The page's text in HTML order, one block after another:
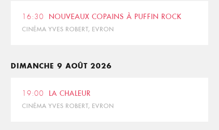
16:30 NOUVEAUX COPAINS À PUFFIN ROCK
CINÉMA YVES ROBERT, EVRON
DIMANCHE 9 AOÛT 2026
19:00 LA CHALEUR
CINÉMA YVES ROBERT, EVRON